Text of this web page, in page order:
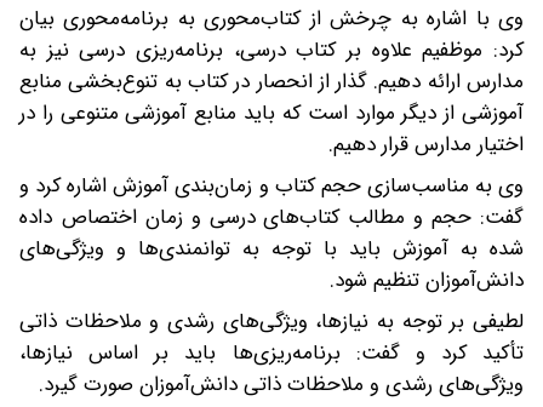
وی با اشاره به چرخش از کتاب‌محوری به برنامه‌محوری بیان
کرد: موظفیم علاوه بر کتاب درسی، برنامه‌ریزی درسی نیز به
مدارس ارائه دهیم. گذار از انحصار در کتاب به تنوع‌بخشی منابع
آموزشی از دیگر موارد است که باید منابع آموزشی متنوعی را در
اختیار مدارس قرار دهیم.
وی به مناسب‌سازی حجم کتاب و زمان‌بندی آموزش اشاره کرد و
گفت: حجم و مطالب کتاب‌های درسی و زمان اختصاص داده
شده به آموزش باید با توجه به توانمندی‌ها و ویژگی‌های
دانش‌آموزان تنظیم شود.
لطیفی بر توجه به نیازها، ویژگی‌های رشدی و ملاحظات ذاتی
تأکید کرد و گفت: برنامه‌ریزی‌ها باید بر اساس نیازها،
ویژگی‌های رشدی و ملاحظات ذاتی دانش‌آموزان صورت گیرد.